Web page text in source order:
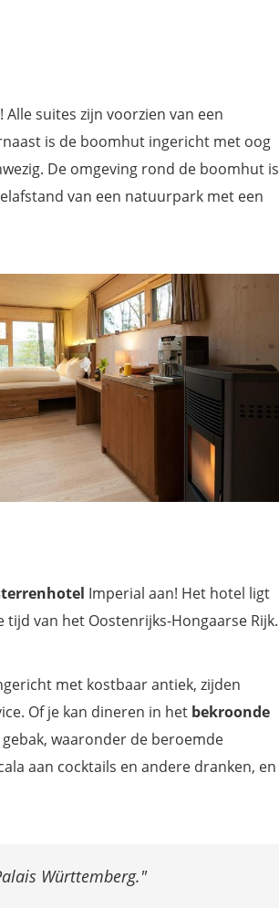
suites zijn voorzien van een
is de boomhut ingericht met oog
De omgeving rond de boomhut is
van een natuurpark met een
Imperial aan! Het hotel ligt
van het Oostenrijks-Hongaarse Rijk.
met kostbaar antiek, zijden
Of je kan dineren in het bekroonde
waaronder de beroemde
aan cocktails en andere dranken, en
Württemberg.